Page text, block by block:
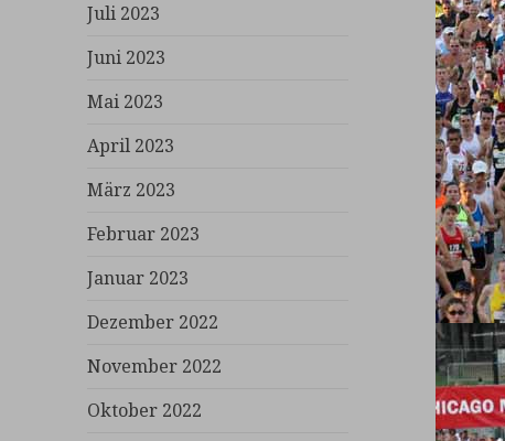
Juli 2023
Juni 2023
Mai 2023
April 2023
März 2023
Februar 2023
Januar 2023
Dezember 2022
November 2022
Oktober 2022